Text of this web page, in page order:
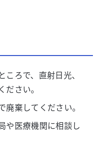
ろで、直射日光、
ださい。
廃棄してください。
や医療機関に相談し